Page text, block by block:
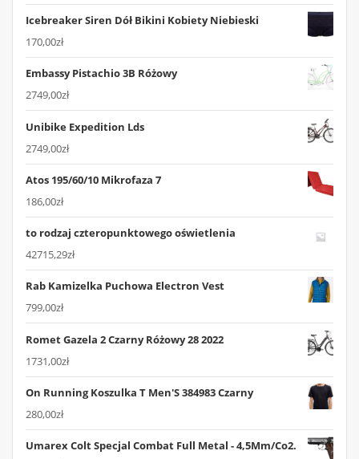
Icebreaker Siren Dół Bikini Kobiety Niebieski
170,00zł
Embassy Pistachio 3B Różowy
2749,00zł
Unibike Expedition Lds
2749,00zł
Atos 195/60/10 Mikrofaza 7
186,00zł
to rodzaj czteropunktowego oświetlenia
42715,29zł
Rab Kamizelka Puchowa Electron Vest
799,00zł
Romet Gazela 2 Czarny Różowy 28 2022
1731,00zł
On Running Koszulka T Men'S 384983 Czarny
280,00zł
Umarex Colt Specjal Combat Full Metal - 4,5Mm/Co2.